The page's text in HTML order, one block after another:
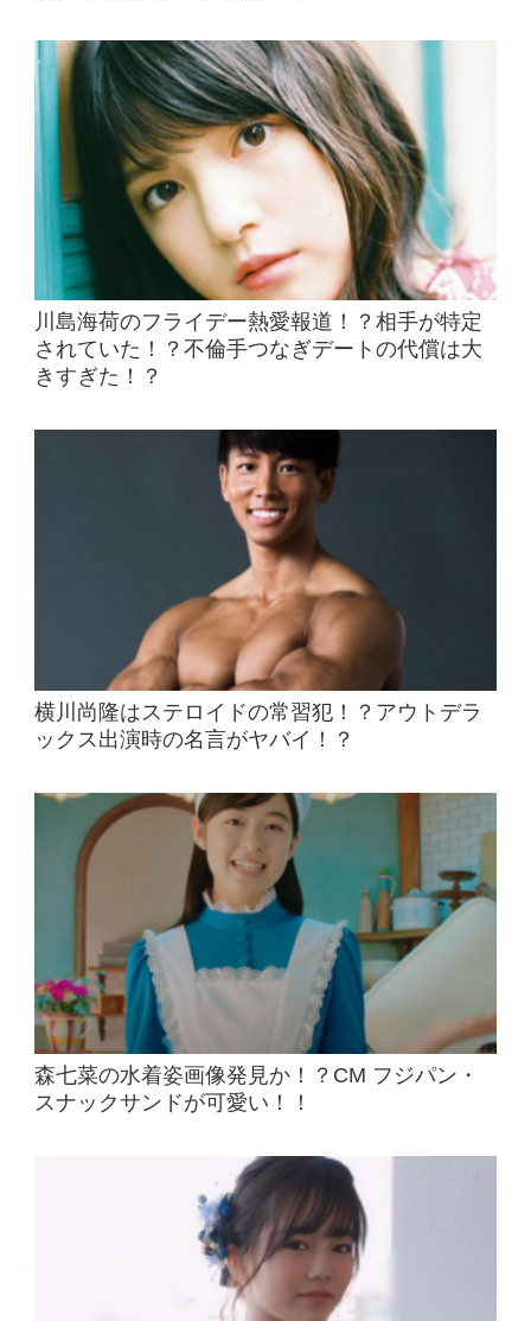
川島海荷のフライデー熱愛報道！？相手が特定
されていた！？不倫手つなぎデートの代償は大
きすぎた！？
横川尚隆はステロイドの常習犯！？アウトデラ
ックス出演時の名言がヤバイ！？
森七菜の水着姿画像発見か！？CM フジパン・
スナックサンドが可愛い！！